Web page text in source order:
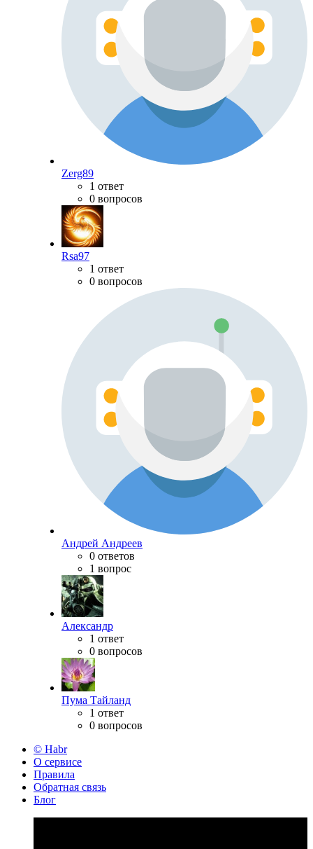
Zerg89
1 ответ
0 вопросов
Rsa97
1 ответ
0 вопросов
Андрей Андреев
0 ответов
1 вопрос
Александр
1 ответ
0 вопросов
Пума Тайланд
1 ответ
0 вопросов
© Habr
О сервисе
Правила
Обратная связь
Блог